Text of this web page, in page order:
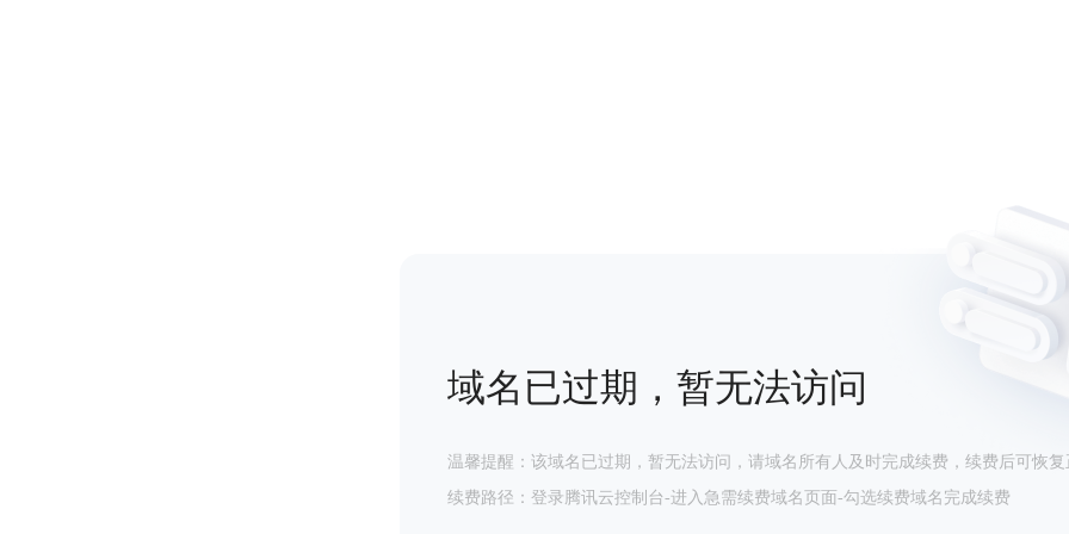
域名已过期，暂无法访问
温馨提醒：该域名已过期，暂无法访问，请域名所有人及时完成续费，续费后可恢复
续费路径：登录腾讯云控制台-进入急需续费域名页面-勾选续费域名完成续费